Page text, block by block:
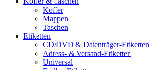
Koffer
Mappen
Taschen
Etiketten
CD/DVD & Datenträger-Etiketten
Adress- & Versand-Etiketten
Universal